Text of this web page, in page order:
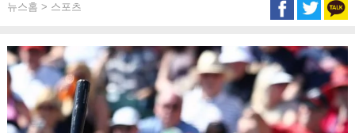
뉴스홈 > 스포츠